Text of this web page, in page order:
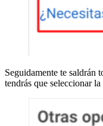
Seguidamente te saldrán
tendrás que seleccionar